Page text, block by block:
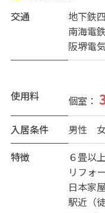
交通
地下鉄
南海電
阪堺電
使用料 個室：
入居条件
男性
特徴
６畳以上
リフォ
日本家屋
駅近（